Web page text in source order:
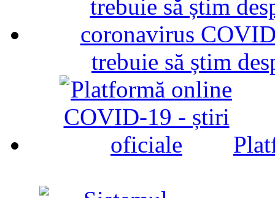
trebuie să știm